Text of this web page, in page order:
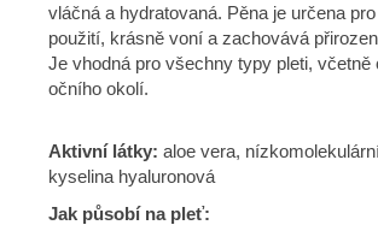
vláčná a hydratovaná. Pěna je určena
použití, krásně voní a zachovává
Je vhodná pro všechny typy pleti, včetně
očního okolí.
Aktivní látky: aloe vera,
kyselina hyaluronová
Jak působí na pleť: